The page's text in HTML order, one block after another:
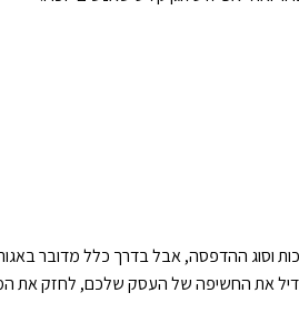
וסוג ההדפסה, אבל בדרך כלל מדובר
את החשיפה של העסק שלכם, לחזק את